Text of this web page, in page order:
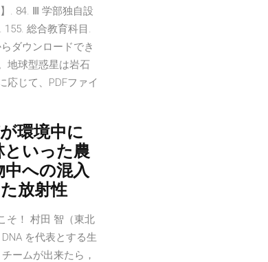
. 84. Ⅲ 学部独自設
総合教育科目.
ダウンロードでき
地球型惑星は岩石
応じて、PDFファイ
環境中に
といった農
中への混入
放射性
そ！ 村田 智（東北
を代表とする生
ームが出来たら，